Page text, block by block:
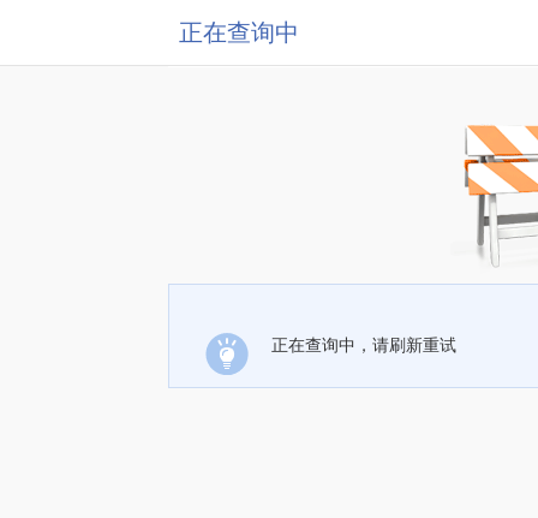
正在查询中
正在查询中，请刷新重试